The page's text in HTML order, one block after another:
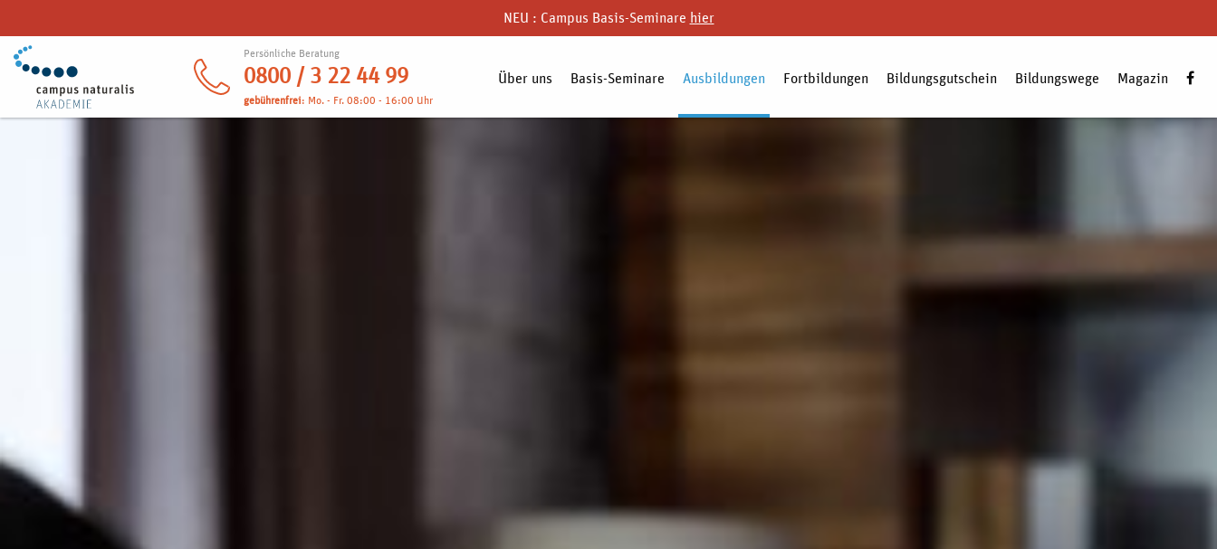
NEU : Campus Basis-Seminare hier
Persönliche Beratung
0800 / 3 22 44 99
gebührenfrei: Mo. - Fr. 08:00 - 16:00 Uhr
Über uns Basis-Seminare Ausbildungen Fortbildungen Bildungsgutschein Bildungswege Magazin